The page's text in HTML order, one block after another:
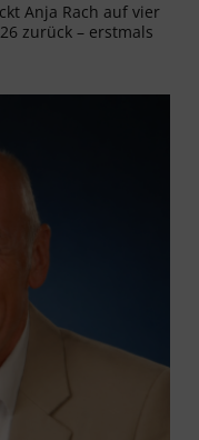
Anja Rach auf vier
zurück – erstmals